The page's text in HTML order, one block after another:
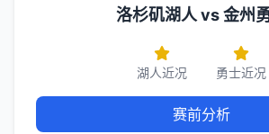
洛杉矶湖人 vs 金州
湖人近况 勇士近况
赛前分析